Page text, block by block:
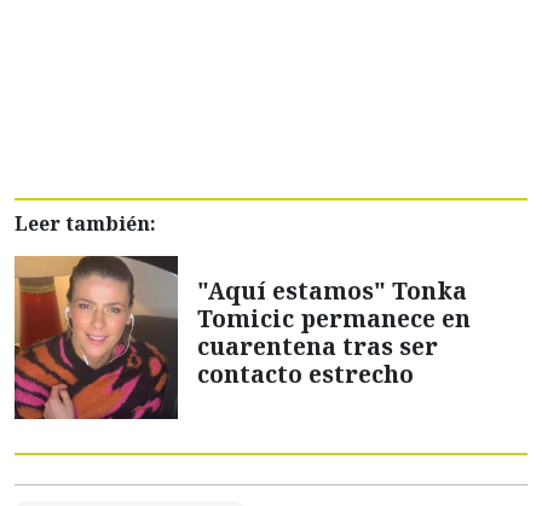
Leer también:
"Aquí estamos" Tonka
Tomicic permanece en
cuarentena tras ser
contacto estrecho